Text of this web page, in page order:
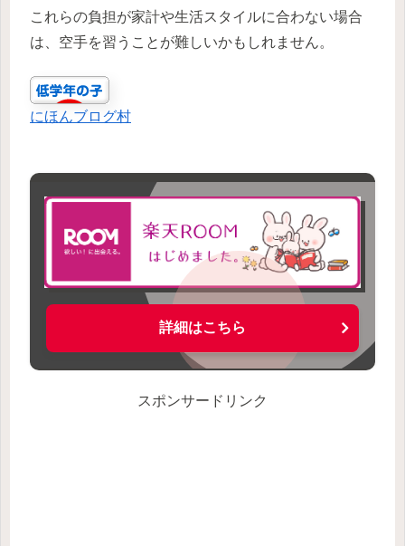
これらの負担が家計や生活スタイルに合わない場合
は、空手を習うことが難しいかもしれません。
にほんブログ村
詳細はこちら
スポンサードリンク